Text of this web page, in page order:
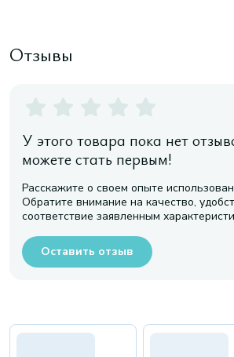
Отзывы
У этого товара пока нет
можете стать первым!
Расскажите о своем опыте
Обратите внимание на качество,
соответствие заявленным
Оставить отзыв